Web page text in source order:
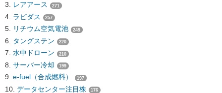
レアアース 271
ラピダス 257
リチウム空気電池 249
タングステン 220
水中ドローン 210
サーバー冷却 199
e-fuel（合成燃料） 197
データセンター注目株 176